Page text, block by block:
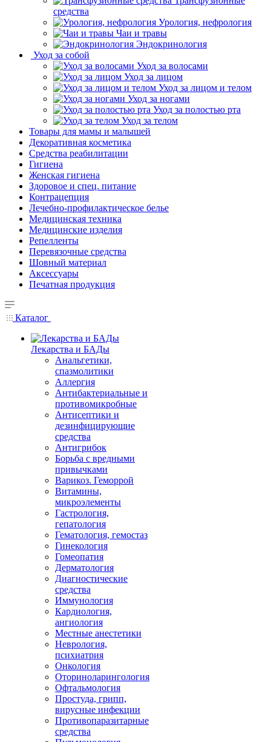
средства
Урология, нефрология
Чаи и травы
Эндокринология
Уход за собой
Уход за волосами
Уход за лицом
Уход за лицом и телом
Уход за ногами
Уход за полостью рта
Уход за телом
Товары для мамы и малышей
Декоративная косметика
Средства реабилитации
Гигиена
Женская гигиена
Здоровое и спец. питание
Контрацепция
Лечебно-профилактическое белье
Медицинская техника
Медицинские изделия
Репелленты
Перевязочные средства
Шовный материал
Аксессуары
Печатная продукция
Каталог
Лекарства и БАДы
Анальгетики,
спазмолитики
Аллергия
Антибактериальные и
противомикробные
Антисептики и
дезинфицирующие
средства
Антигрибок
Борьба с вредными
привычками
Варикоз. Геморрой
Витамины,
микроэлементы
Гастрология,
гепатология
Гематология, гемостаз
Гинекология
Гомеопатия
Дерматология
Диагностические
средства
Иммунология
Кардиология,
ангиология
Местные анестетики
Неврология,
психиатрия
Онкология
Оториноларингология
Офтальмология
Простуда, грипп,
вирусные инфекции
Противопаразитарные
средства